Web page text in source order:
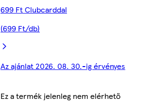
699 Ft Clubcarddal
(699 Ft/db)
Az ajánlat 2026. 08. 30.-ig érvényes
Ez a termék jelenleg nem elérhető